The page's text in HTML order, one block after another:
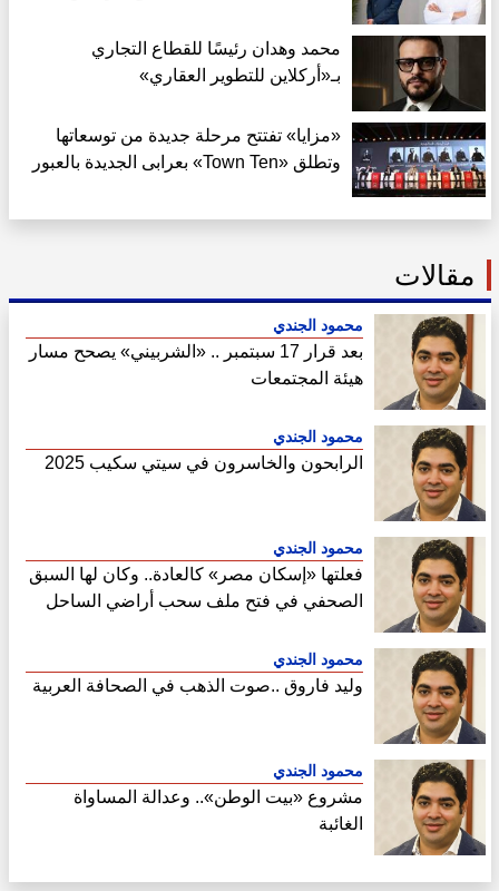
محمد وهدان رئيسًا للقطاع التجاري
بـ«أركلاين للتطوير العقاري»
«مزايا» تفتتح مرحلة جديدة من توسعاتها
وتطلق «Town Ten» بعرابى الجديدة بالعبور
مقالات
محمود الجندي
بعد قرار 17 سبتمبر .. «الشربيني» يصحح مسار
هيئة المجتمعات
محمود الجندي
الرابحون والخاسرون في سيتي سكيب 2025
محمود الجندي
فعلتها «إسكان مصر» كالعادة.. وكان لها السبق
الصحفي في فتح ملف سحب أراضي الساحل
محمود الجندي
وليد فاروق ..صوت الذهب في الصحافة العربية
محمود الجندي
مشروع «بيت الوطن».. وعدالة المساواة
الغائبة